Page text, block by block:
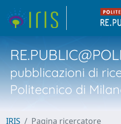
pubblicazioni di
Politecnico di
IRIS Pagina ricercatore